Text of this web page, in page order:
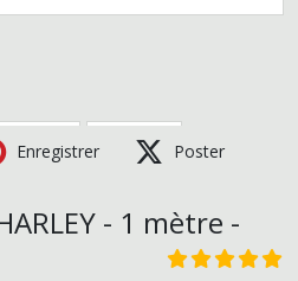
Enregistrer Poster
- 1 mètre -